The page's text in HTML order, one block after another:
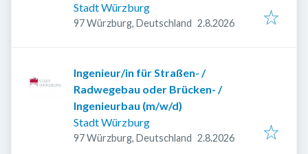
Stadt Würzburg
97 Würzburg, Deutschland Veröffentlicht
2.8.2026
Ingenieur/in für Straßen- /
Radwegebau oder Brücken- /
Ingenieurbau (m/w/d)
Stadt Würzburg
97 Würzburg, Deutschland Veröffentlicht
2.8.2026